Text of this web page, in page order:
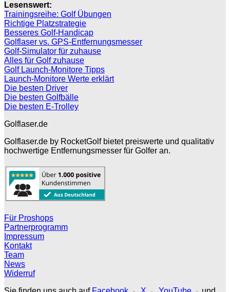
Lesenswert:
Trainingsreihe: Golf Übungen
Richtige Platzstrategie
Besseres Golf-Handicap
Golflaser vs. GPS-Entfernungsmesser
Golf-Simulator für zuhause
Alles für Golf zuhause
Golf Launch-Monitore Tipps
Launch-Monitore Werte erklärt
Die besten Driver
Die besten Golfbälle
Die besten E-Trolley
Golflaser.de
Golflaser.de by RocketGolf bietet preiswerte und qualitativ
hochwertige Entfernungsmesser für Golfer an.
Für Proshops
Partnerprogramm
Impressum
Kontakt
Team
News
Widerruf